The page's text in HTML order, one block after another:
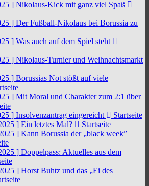
] Nikolaus-Kick mit ganz viel Spaß
] Der Fußball-Nikolaus bei Borussia zu
] Was auch auf dem Spiel steht
] Nikolaus-Turnier und Weihnachtsmarkt
] Borussias Not stößt auf viele
] Mit Moral und Charakter zum 2:1 über
] Insolvenzantrag eingereicht
Startseite
] Ein letztes Mal?
Startseite
] Kann Borussia der „black week”
] Doppelpass: Aktuelles aus dem
] Horst Buhtz und das „Ei des